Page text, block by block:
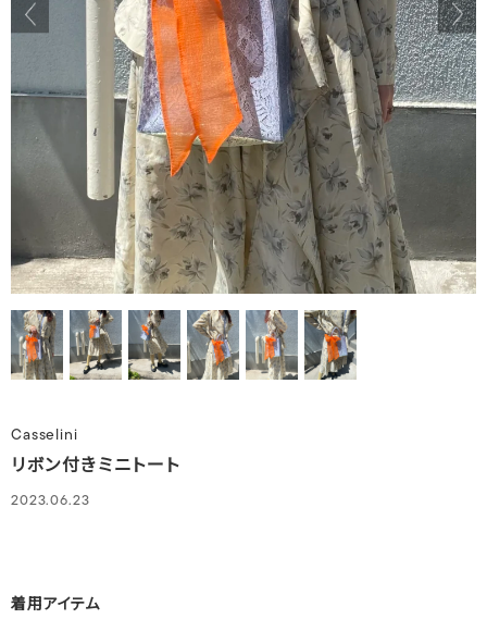
Casselini
リボン付きミニトート
2023.06.23
着用アイテム